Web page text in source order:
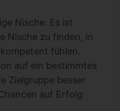
Nische: Es ist
Nische zu finden, in
fühlen.
auf ein bestimmtes
Zielgruppe besser
auf Erfolg